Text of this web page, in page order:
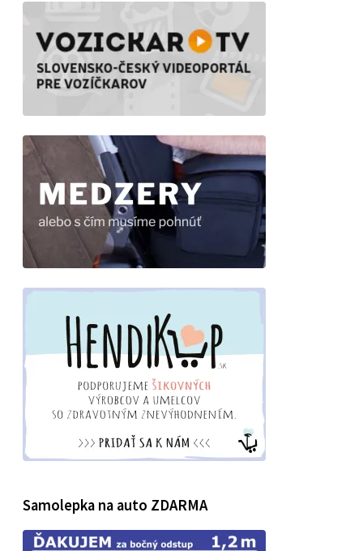
Samolepka na auto ZDARMA